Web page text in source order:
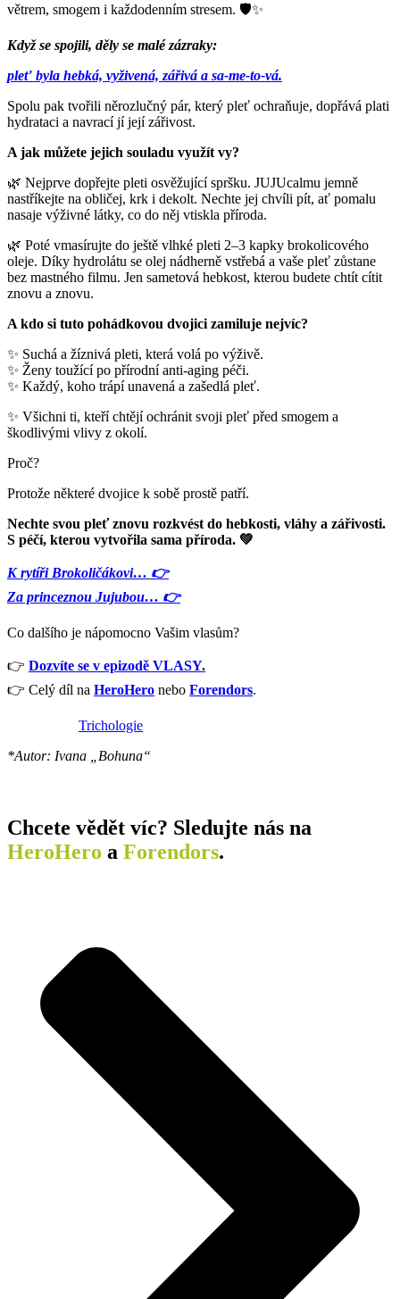
větrem, smogem i každodenním stresem. 🛡️✨
Když se spojili, děly se malé zázraky:
pleť byla hebká, vyživená, zářivá a sa-me-to-vá.
Spolu pak tvořili něrozlučný pár, který pleť ochraňuje, dopřává plati
hydrataci a navrací jí její zářivost.
A jak můžete jejich souladu využít vy?
🌿 Nejprve dopřejte pleti osvěžující spršku. JUJUcalmu jemně
nastříkejte na obličej, krk i dekolt. Nechte jej chvíli pít, ať pomalu
nasaje výživné látky, co do něj vtiskla příroda.
🌿 Poté vmasírujte do ještě vlhké pleti 2–3 kapky brokolicového
oleje. Díky hydrolátu se olej nádherně vstřebá a vaše pleť zůstane
bez mastného filmu. Jen sametová hebkost, kterou budete chtít cítit
znovu a znovu.
A kdo si tuto pohádkovou dvojici zamiluje nejvíc?
✨ Suchá a žíznivá pleti, která volá po výživě.
✨ Ženy toužící po přírodní anti-aging péči.
✨ Každý, koho trápí unavená a zašedlá pleť.
✨ Všichni ti, kteří chtějí ochránit svoji pleť před smogem a
škodlivými vlivy z okolí.
Proč?
Protože některé dvojice k sobě prostě patří.
Nechte svou pleť znovu rozkvést do hebkosti, vláhy a zářivosti.
S péčí, kterou vytvořila sama příroda. 💚
K rytíři Brokoličákovi… 👉
Za princeznou Jujubou… 👉
Co dalšího je nápomocno Vašim vlasům?
👉 Dozvíte se v epizodě VLASY.
👉 Celý díl na HeroHero nebo Forendors.
Trichologie
*Autor: Ivana „Bohuna“
Chcete vědět víc? Sledujte nás na
HeroHero a Forendors.